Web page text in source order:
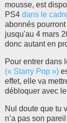
mousse, est
PS4 dans le
abonnés
jusqu'au 4 mars
donc autant en
Pour entrer dans
(« Starry Pop »)
effet, elle va
débloquer avec
Nul doute que tu
n’a pas son